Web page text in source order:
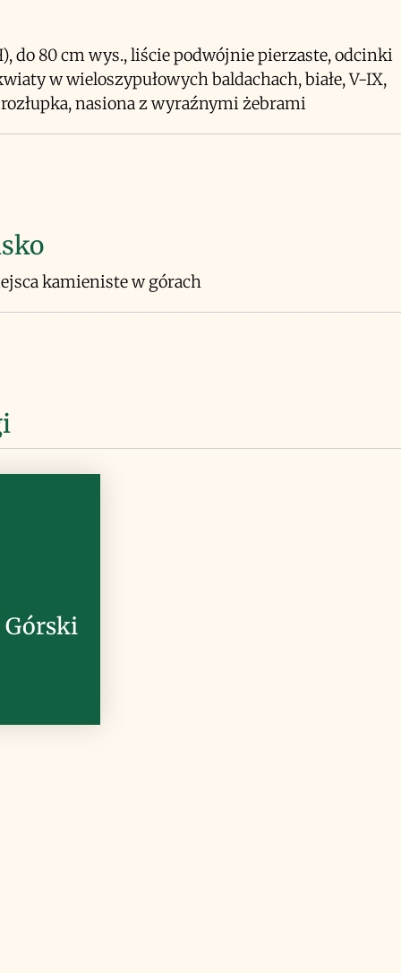
do 80 cm wys., liście podwójnie pierzaste, odcinki
w wieloszypułowych baldachach, białe, V-IX,
nasiona z wyraźnymi żebrami
kamieniste w górach